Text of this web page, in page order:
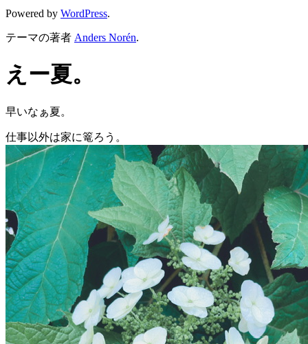
Powered by WordPress.
テーマの著者 Anders Norén.
えー夏。
早いなぁ夏。
仕事以外は家に篭ろう。